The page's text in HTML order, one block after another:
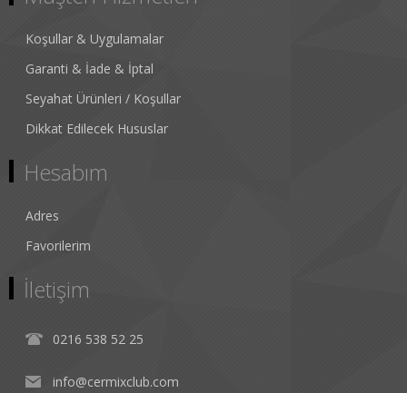
Koşullar & Uygulamalar
Garanti & İade & İptal
Seyahat Ürünleri / Koşullar
Dikkat Edilecek Hususlar
Hesabım
Adres
Favorilerim
İletişim
0216 538 52 25
info@cermixclub.com